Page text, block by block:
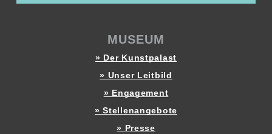
MUSEUM
» Der Kunstpalast
» Unser Leitbild
» Engagement
» Stellenangebote
» Presse